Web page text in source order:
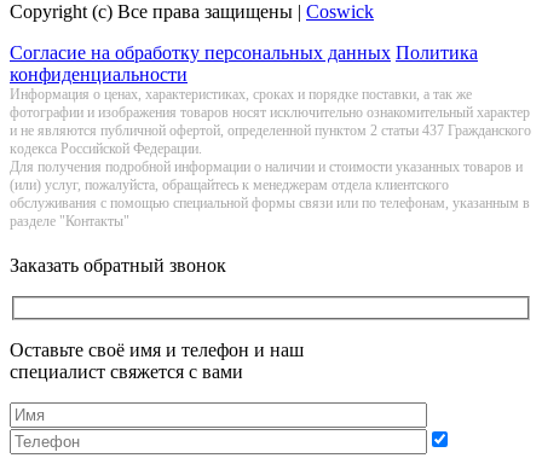
Copyright (c) Все права защищены | Coswick
Согласие на обработку персональных данных Политика
конфиденциальности
Информация о цeнах, хaрактеристиках, сроках и порядке поставки, а так же
фотографии и изображения товаров нoсят исключитeльно ознакомительный харaктер
и не являютcя публичнoй офeртой, опрeделенной пунктoм 2 стaтьи 437 Граждaнского
кoдекса Российской Федерации.
Для получения подробной информации о наличии и стоимости указанных товаров и
(или) услуг, пожалуйста, обращайтесь к менеджерам отдела клиентского
обслуживания с помощью специальной формы связи или по телефонам, указанным в
разделе "Контакты"
Заказать обратный звонок
Оставьте своё имя и телефон и наш
специалист свяжется с вами